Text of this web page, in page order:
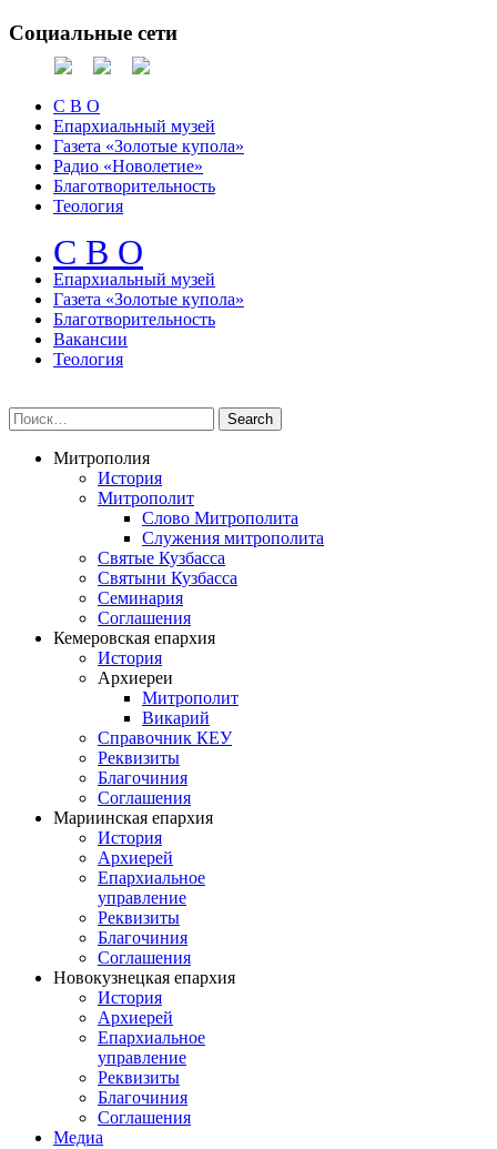
Социальные сети
С В О
Епархиальный музей
Газета «Золотые купола»
Радио «Новолетие»
Благотворительность
Теология
С В О
Епархиальный музeй
Газета «Золотые купола»
Благотворительность
Вакансии
Теология
Митрополия
История
Митрополит
Слово Митрополита
Служения митрополита
Святые Кузбасса
Святыни Кузбасса
Семинария
Соглашения
Кемеровская епархия
История
Архиереи
Митрополит
Викарий
Справочник КЕУ
Реквизиты
Благочиния
Соглашения
Мариинская епархия
История
Архиерей
Епархиальное
управление
Реквизиты
Благочиния
Соглашения
Новокузнецкая епархия
История
Архиерей
Епархиальное
управление
Реквизиты
Благочиния
Соглашения
Медиа